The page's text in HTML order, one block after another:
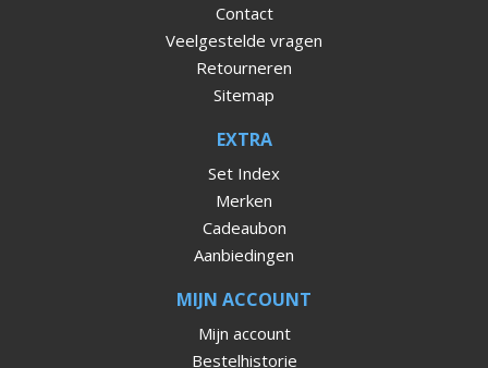
Contact
Veelgestelde vragen
Retourneren
Sitemap
EXTRA
Set Index
Merken
Cadeaubon
Aanbiedingen
MIJN ACCOUNT
Mijn account
Bestelhistorie